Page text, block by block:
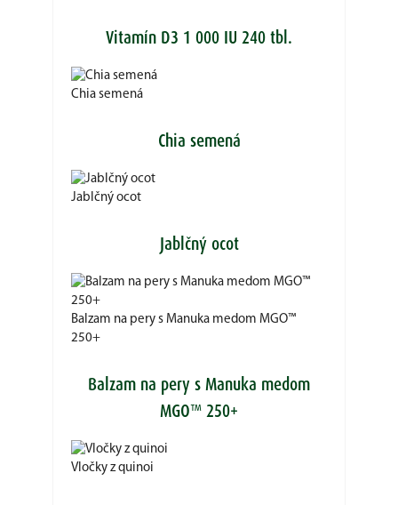
Vitamín D3 1 000 IU 240 tbl.
Chia semená
Chia semená
Jablčný ocot
Jablčný ocot
Balzam na pery s Manuka medom MGO™
250+
Balzam na pery s Manuka medom
MGO™ 250+
Vločky z quinoi